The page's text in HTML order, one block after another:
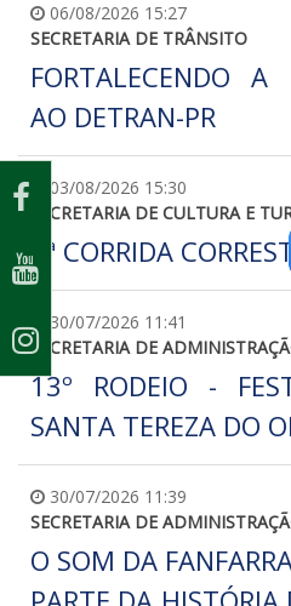
06/08/2026 15:27
SECRETARIA DE TRÂNSITO
FORTALECENDO A
AO DETRAN-PR
03/08/2026 15:30
SECRETARIA DE CULTURA E
4ª CORRIDA
30/07/2026 11:41
SECRETARIA DE
13º RODEIO -
SANTA TEREZA DO
30/07/2026 11:39
SECRETARIA DE
O SOM DA